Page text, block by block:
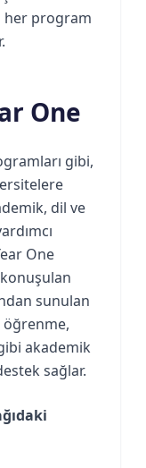
her program
One
gibi,
dil ve
One
sunulan
akademik
sağlar.